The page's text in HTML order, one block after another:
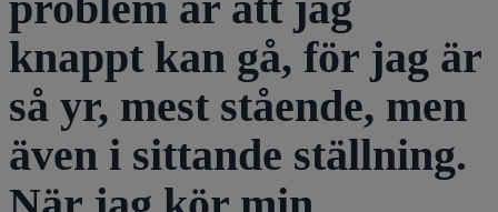
knappt kan gå, för jag är
så yr, mest stående, men
även i sittande ställning.